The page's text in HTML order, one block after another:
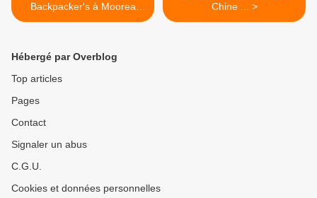
Backpacker's à Moorea
(1988)
Chine ... >
Hébergé par Overblog
Top articles
Pages
Contact
Signaler un abus
C.G.U.
Cookies et données personnelles